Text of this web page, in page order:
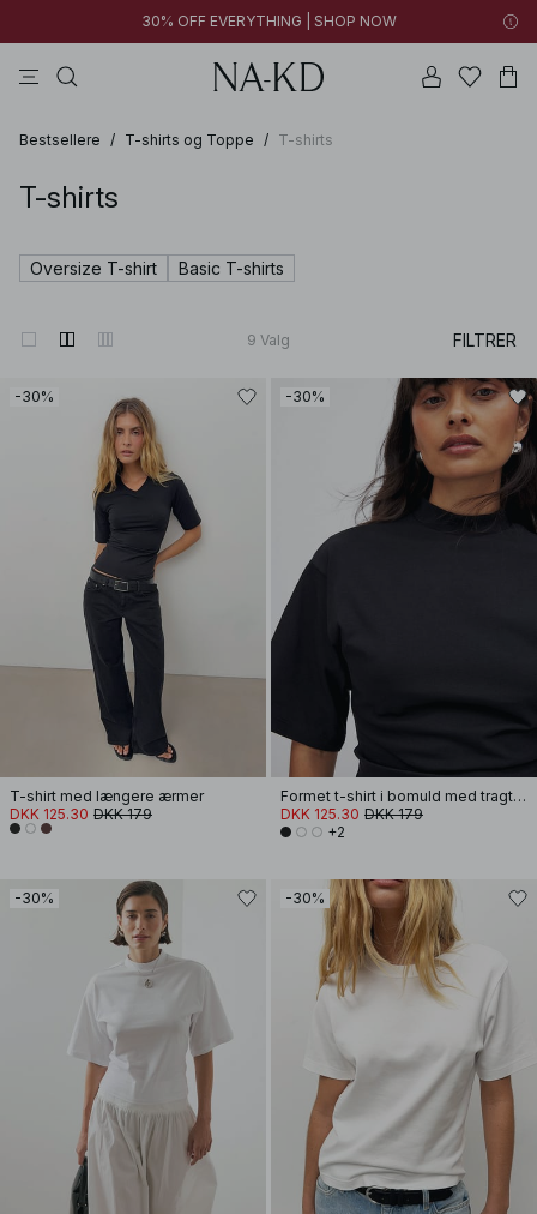
30% OFF EVERYTHING | SHOP NOW
Bestsellere / T-shirts og Toppe / T-shirts
T-shirts
Oversize T-shirt Basic T-shirts
9 Valg FILTRER
-30%
T-shirt med længere ærmer
DKK 125.30 DKK 179
-30%
Formet t-shirt i bomuld med tragtformet halsudskæring
DKK 125.30 DKK 179
+2
-30% -30%